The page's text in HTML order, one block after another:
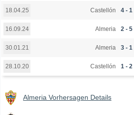
18.04.25 Castellón 4 - 1
16.09.24 Almeria 2 - 5
30.01.21 Almeria 3 - 1
28.10.20 Castellón 1 - 2
Almeria Vorhersagen Details